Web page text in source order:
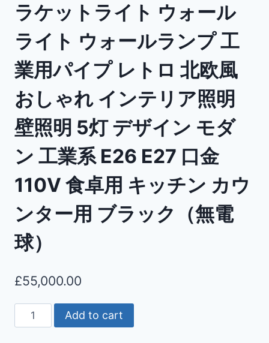
ラケットライト ウォール
ライト ウォールランプ 工
業用パイプ レトロ 北欧風
おしゃれ インテリア照明
壁照明 5灯 デザイン モダ
ン 工業系 E26 E27 口金
110V 食卓用 キッチン カウ
ンター用 ブラック（無電
球）
£55,000.00
Add to cart